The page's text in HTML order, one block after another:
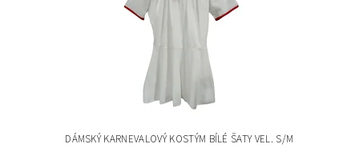
DÁMSKÝ KARNEVALOVÝ KOSTÝM BÍLÉ ŠATY VEL. S/M